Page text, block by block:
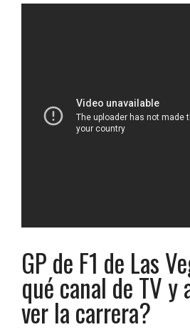
GP de F1 de Las
qué canal de TV y
ver la carrera?